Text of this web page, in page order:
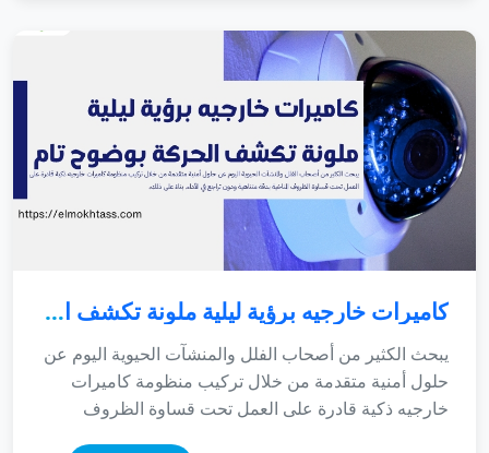
كاميرات خارجيه برؤية ليلية ملونة تكشف الحركة بوضوح تام
يبحث الكثير من أصحاب الفلل والمنشآت الحيوية اليوم عن حلول أمنية متقدمة من خلال تركيب منظومة كاميرات خارجيه ذكية قادرة على العمل تحت قساوة الظروف المناخية بدقة متناهية ودون تراجع في الأداء. بناءً على ذلك، لم يعد تأمين البيوت يقتصر على الحراسة التقليدية أو الأسوار المرتفعة، بل تحول إلى منظومة رقمية متكاملة تعتمد على الرصد اللحظي وتوثيق الأحداث بدقة فائقة. علاوة على ذلك، فإن اعتمادك على عدسات ذكية من فئة كاميرات خارجيه برؤية ليلية ملونة تكشف الحركة بوضوح تام يمنحك حصانة أمنية شاملة مبنية على عتاد تقني موثوق وخوارزميات معالجة ذكية للغاية لحماية ممتلكاتك وعائلتك على مدار الساعة. من جهة أخرى، نلاحظ دائماً أن الأجواء المناخية المتغيرة في المنطقة الشرقية تتطلب مواصفات هندسية خاصة للعدسات والهياكل الخارجية؛ نظراً لارتفاع مستويات الرطوبة ومعدلات الحرارة السنوية، وهو ما يتطلب اختيار عتاد أصلي يتحمل الأجواء الخارجية دون تراجع في دقة الصورة أو ثبات الإشارة. لذلك، يسعى هذا الدليل الشامل والمفصل إلى استعراض أفضل الأنواع، الميزات الفنية، وآليات التوزيع الصحيحة لمساعدتك في اتخاذ القرار الاستثماري الأنسب. من واقع ممارستنا الطويلة في تصميم وبناء شبكات الأمان، نجد أن التأسيس الهندسي السليم للكابلات واختيار زوايا التصوير الصحيحة يحميان استثمارك المالي لسنوات طويلة. أفضل أنظمة كاميرات خارجيه لتأمين محيط الفلل والمباني بالمنطقة الشرقية تتعدد الخيارات العتادية المطروحة في السوق للأنظمة الأمنية، حيث يتطلع العميل دائماً لمعرفة ما أفضل كاميرات مراقبة للمنازل خارجية؟ والمقارنة الفنية بينها للوصول إلى أعلى درجات الأمان الممكنة لحماية منشأته أو مسكنه الخاص. بناءً على ذلك، يتطلب الاستثمار الناجح التعامل مع مؤسسات هندسية معتمدة توفر عتاداً أصلياً بضمانات حقيقية وتبتعد تماماً عن القطع التجارية المقلدة. علاوة على ذلك، فإن دمج تقنيات الاستشعار الذكي والإنذار المبكر يمنح منزلك خط دفاع استباقي متكامل يرسل إشعارات حية لهاتفك فور رصد أي اختراق للمحيط. بناءً على ممارستنا الميدانية وتتبعنا لمتطلبات المشاريع، تتكامل المنظومات لتقديم حماية شاملة تشتمل على المسارات الفنية التالية: افضل كاميرا تصوير خارجيه ملونة (Full-Color): التي تعتمد على مستشعرات متطورة للغاية تتيح التقاط صور واضحة ومضاءة بالألوان الكاملة حتى في حالات الظلام الدامس المحيط بالمنزل. كاميرات مراقبة خارجية بدون أسلاك: تمنحك مرونة كاملة في التثبيت فوق الأسوار البعيدة دون الحاجة لتمديد كابلات طاقة، وتعمل باستقلالية كاملة ببطاريات ليثيوم طويلة الأمد. كاميرا مراقبة خارجية 360 درجة (PTZ): المزودة بتقنيات التقريب البصري العالي والتدوير الذكي لتغطية الساحات المفتوحة والمواقف والمستودعات الكبيرة بمرونة بصرية فائقة وبدون أي نقاط عمياء. كاميرا مراقبة خارجية عن طريق الجوال: ربط فوري ومباشر مع تطبيقات الهواتف الذكية لمشاهدة البث الحي، التحدث وسماع الأصوات، والتحكم بزوايا التصوير عن بعد بكل سلاسة. لذلك، يمثل التواجد والتعامل مع شركة متخصصة تقدم خدمات التثبيت والبرمجة خطوة جوهرية لضمان تمديد الشبكات واختيار زوايا التوجيه الصحيحة. من جهة أخرى، نلاحظ أن الكثير من المستهلكين يتساءلون ما هي أفضل كميرا واي فاي خارجية؟ وتكمن الإجابة التقنية في اختيار الأنظمة المزودة بهوائيات مزدوجة وقوية من فئة كاميرات مراقبة خارجية واي فاي احترافية لضمان قوة المعالجة وتجنب الأنظمة التجارية الرديئة التي تفقد اتصالها بالشبكة عند أدنى تذبذب في الإشارة المحلية. المواصفات الهندسية لعدسات الرؤية الليلية الملونة وقدرتها على الصمود المناخي لا تتوقف قوة استخدام عتاد كاميرات خارجيه متطورة عند الاسم التجاري العريق فحسب، بل تمتد لتشمل البنية الهندسية الداخلية للمعالجات والرقاقات التكنولوجية التي تدير سيكولوجية الصورة الرقمية. بناءً على المعايير المعتمدة لعام 2026، فإن تكنولوجيا معالجة الصورة الليلية تعتمد على فتحات عدسة واسعة جداً (فتحة F1.0) ومصابيح ليد دافئة (Warm LEDs) تقوم بتنوير المحيط بشكل غير مزعج، مما يحول الظلام الدامس إلى صورة نهارية واضحة تكشف ملامح الوجه بدقة تامة. وتتمثل أهم الخصائص والمواصفات الفنية المدمجة في الأنظمة لضمان جودة الأداء في النقاط المتسلسلة التالية: معايير الحماية والمقاومة الهيكلية (IP67 / IP68): تصنيع الأجهزة بهياكل معدنية صلبة مضادة للصدمات والتخريب، ومقاومة كلياً لتغلغل ذرات الغبار الناعمة ومياه الأمطار والسيول لضمان ديمومة المنظومة. تقنية النطاق الديناميكي الواسع (True WDR): معالجة برمجية حاسمة لتباين الإضاءة القوي الناجم عن أشعة الشمس الساطعة في فترات النهار لمنع وهج الصورة وضمان ظهور كافة التفاصيل في الظل بوضوح كامل. التحليلات الذكية المبنية على الذكاء الاصطناعي (AI Analytics): قدرة الكاميرا الذاتية على تصنيف الأجسام (بشر، مركبات) ورصد التسكع واختراق الخطوط الافتراضية، مما يقلل من التنبيهات الخاطئة الناتجة عن حركة الرياح أو أوراق الأشخاص. هل ترغب في تأمين منزلك أو منشأتك بأحدث أنظمة الكاميرات الخارجية بالمنطقة الشرقية؟ نحن في شركة المختص نوفر لك حلولاً أمنية متكاملة تشمل توريد وتركيب الكاميرات بدقة 4K مع ربطها بالجوال وضمان معتمد يحمي أمانك وخصوصيتك بالكامل. 💬 تواصل معنا الآن عبر الواتساب: 966568205426+ هندسة توزيع العدسات لمنع الاختراقات وتأمين النقاط العمياء بمحيط البيت إن عملية التخطيط الهندسي وتوزيع نقاط التصوير حول المباني والقصور لا تقل أهمية أبداً عن جودة المواصفات الفنية للكاميرات؛ فالتوزيع العشوائي يترك مساحات غير مغطاة ونقاطاً عمياء (Blind Spots) يمكن استغلالها دون رصد بَصَرّي. بناءً على ممارستنا التطبيقية الممتدة، نجد أن معاينة الموقع بدقة وتحديد الارتفاعات المناسبة لكل عدسة هو الأساس الذي تبنى عليه الاستراتيجيات الأمنية المحترفة؛ حيث يجب تثبيت الأجهزة بارتفاعات تمنع العبث اليدوي بها، وفي نفس الوقت تسمح بوضوح الزاوية لالتقاط تفاصيل الحركة بدقة هندسية كاملة. ولضمان توازن الألوان ووضوح الرؤية التام للزوار، نوصي بتأمل معايير التوزيع الهندسي الموضحة باللون الداكن المتباين في الجدول التالي: المنطقة المستهدفة بالتأمين نوع الكاميرا والعدسة الموصى بها الهدف الاستراتيجي من التثبيت الفني المداخل والأسوار الخارجية للمبنى كاميرات اسطوانية (Bullet) بدقة 4K ذات ظلال رؤية ملونة مستمرة. رصد التحرّكات ومراقبة الأسوار الطويلة ومنع محاولات الاختراق أو التسلق فوراً. الكراج ومواقف السيارات الخارجية عدسات ضيقة متغيرة ومزودة بخاصية رصد لوحات المركبات بدقة. توثيق هويات السيارات القادمة والمغادرة وحماية الممتلكات المادية الخارجية. الساحات المفتوحة والحدائق الخلفية كاميرات متحركة (PTZ) 360 درجة مع خاصية التتبع الآلي للمركبات والأشخاص. تغطية مساحات شاسعة بعدسة واحدة والتحكم بزوايا التقريب البصري (Zoom) عن بعد. من جهة أخرى، نلاحظ أن الكثير من العملاء يحرصون على تتبع الأسعار لمعرفة التكلفة الكلية للموقع، ويدور الاستفسار دائماً حول كاميرات مراقبة خارجية كم سعرها؟ وتكمن الحقائق التقنية في أن التكلفة تتفاوت بناءً على نوع المنظومة وسعة الأقراص التخزينية وحجم الكابلات والتمديدات المطلوبة؛ ولكن بصفة عامة، فإن الاستثمار في شبكات IP السلكية المتطورة المربوطة بكابلات Cat6 المعزولة داخل أنابيب حماية مخصصة (PVC) يعتبر الخيار الأكثر استقراراً وجدارة للمباني، نظراً لعدم تأثرها بالمسافات أو بضعف شبكة الإنترنت المحلية، مما يضمن تدفقاً مستمراً للبيانات دون أي تقطيع فني. مقارنة تطبيقية وهندسية بين الأنظمة السلكية والأنظمة اللاسلكية للمحيط الخارجي عند التخطيط لبناء الشبكة الأمنية للمحيط الخارجي للمباني، يقع العميل في حيرة فنية حول اختيار البنية التحتية الأنسب لطبيعة عقاره السكني أو التجاري. بناءً على المعايير الهندسية المعمول بها لعام 2026، تنقسم آليات التنفيذ والاستقرار الرقمي لربط الكاميرات بأجهزة العرض والتسجيل إلى مسارين تشغيليين أساسيين، لكل منهما اشتراطات خاصة تتوافق مع نمط البناء والميزانية المحددة للمشروع. وينقسم التنفيذ في المنشآت والفلل السكنية إلى الخيارين التاليين: أولاً: منظومة الكاميرات السلكية (PoE / IP Systems) الاحترافية تعتمد هذه المنظومة على تمديد كابلات شبكة موحدة من نوع Cat6 تقوم بنقل بيانات البث وتغذية الكاميرا بالطاقة الكهربائية في نفس الوقت عبر تقنية (Power over Ethernet). تمتاز هذه الشبكة بالاستقرار التقني المطلق والثبات التام؛ حيث لا تتأثر بوجود عوائق خرسانية أو جدران ضخمة تفصل الكاميرات عن جهاز التسجيل المركزي، مما يجعلها الخيار الأول والأساسي للمؤسسات، والمجمعات التجارية، والفلل السكنية الضخمة التي تتطلب دقة 4K و8K فائقة النقاوة وسعات تخزين ضخمة لأسابيع متواصلة دون انقطاع فني. ثانياً: منظومة الكاميرات اللاسلكية (Smart Wi-Fi) المرنة تعتمد هذه الكاميرات على نقل بث الفيديو والبيانات عبر موجات الواي فاي اللاسلكية، مما يقلل كلياً من حجم التمديدات الإنشائية والحاجة لثقب الجدران الخارجية، وبالتالي يحافظ تماماً على جمالية الواجهات المعمارية. تمتاز هذه المنظومة بالمرونة العالية وسهولة التركيب والنقل؛ ولكن من ناحية أخرى، تنطوي على بعض القيود الفنية، أبرزها حاجتها لوجود مصدر كهرباء قريب لتغذية الكاميرا، وقابليتها للتأثر بضعف شبكة الإنترنت المحلية، مما يتطلب تركيب مقويات إشارة مخصصة للحفاظ على جودة البث الحي دون انقطاع. نبذة عن شركة المختص لحلول الأنظمة الأمنية المتكاملة بالمنطقة الشرقية إذا كنت تطمح إلى Throat بناء منظومة حماية حديدية وانتقال حقيقي نحو البيئات الرقمية الآمنة والمعتمدة على الفهم الهندسي والتقني المتقدم للأنظمة الذكية، فإن شركة المختص لأنظمة الأمن والحماية هي شريكك الاستراتيجي والأفضل بالمملكة العربية السعودية الرائدة في تركيب كاميرات المراقبة وأنظمة الأمان المتكاملة بخبرة طويلة تمتد لسنوات. نحن نقدم حلولاً متكاملة وشاملة تشمل: تركيب كاميرات مراقبة داخلية وخارجية بجودة عالية، أنظمة إنذار متطورة ضد السرقة والحريق، أنظمة التحكم في الدخول (Access Control)، أجهزة البصمة والحضور والانصراف، شبكات المراقبة وربط الكاميرات بالجوال، بالإضافة إلى صيانة وتحديث الأنظمة الأمنية القائمة بكفاءة تامة. نحن نغطي كافة المدن الرئيسية والفرعية في المنطقة الشرقية بأسرع وقت وبأفضل جودة تنفيذ، ومن أبرزها: الدمام، الخبر، الظهران، الجبيل، الأحساء (الهفوف والمبرز)، القطيف، رأس تنورة، الخفجي، بقيق، النعيرية، قرية العليا، حفر الباطن، صفوى، سيهات، عنك، الجش، وتاروت، لنصل إليك أينما كنت لضمان أمانك المطلق لعام 2026. قسم الأسئلة الشائعة (FAQs) المتخصصة في الأنظمة الأمنية والسيو (معدل الألوان) س: ما أفضل كاميرات مراقبة للمنازل خارجية وما هي أفضل كميرا واي فاي خارجية؟ ج: تعتبر الكاميرات الشبكية (IP Systems) المعتمدة بمعايير حماية IP67 وفتحات عدسة واسعة للرؤية الملونة من شركات عالمية مثل Hikvision وDahua هي الأفضل للمنازل، وتبرز الموديلات اللاسلكية الذكية المزودة بهوائيات مزدوجة كأفضل خيارات الواي فاي لسهولة ربطها ومراقبتها عبر الجوال بخصوصية تامة. س: كاميرات مراقبة خارجية كم سعرها وتكلفة تركيب المنظومة؟ ج: تختلف الأسعار بناءً على سعة التخزين وحجم التمديدات الإنشائية ونوع المعالجات البرمجية؛ وتتوفر أنظمة احترافية متكاملة تقدمها الشركات المتخصصة مثل شركة المختص ضمن باقات وعروض شاملة التوريد والتركيب والبرمجة مع الضمان بأسعار تنافسية تلائم كافة الاحتياجات. المصادر والمراجع المعتمدة تم إعداد وتوثيق هذا الدليل الفني والأمني الشامل والموسع استناداً إلى الخبرات التطبيقية الممتدة و